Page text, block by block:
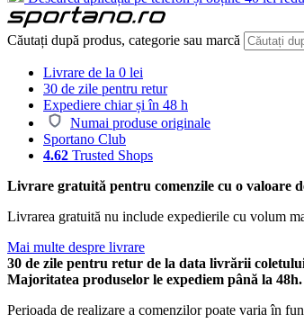
Căutați după produs, categorie sau marcă
Livrare de la 0 lei
30 de zile pentru retur
Expediere chiar și în 48 h
Numai produse originale
Sportano Club
4.62 Trusted Shops
Livrare gratuită pentru comenzile cu o valoare
Livrarea gratuită nu include expedierile cu volum
Mai multe despre livrare
30 de zile pentru retur de la data livrării
Majoritatea produselor le expediem până la 48h.
Perioada de realizare a comenzilor poate varia în